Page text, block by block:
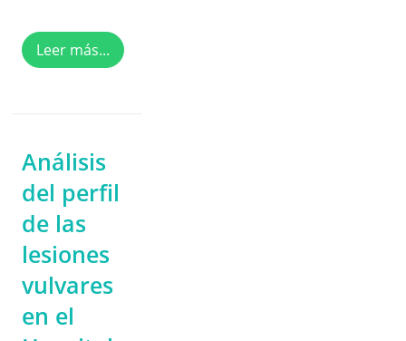
Leer más...
Análisis
del perfil
de las
lesiones
vulvares
en el